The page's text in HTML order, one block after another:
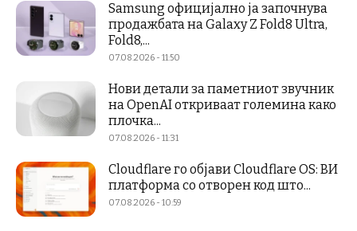
Samsung официјално ја започнува
продажбата на Galaxy Z Fold8 Ultra,
Fold8,...
07.08.2026 - 11:50
Нови детали за паметниот звучник
на OpenAI откриваат големина како
плочка...
07.08.2026 - 11:31
Cloudflare го објави Cloudflare OS: ВИ
платформа со отворен код што...
07.08.2026 - 10:59